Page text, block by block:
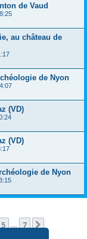
de Vaud
au château de
de Nyon
(VD)
(VD)
de Nyon
5 7